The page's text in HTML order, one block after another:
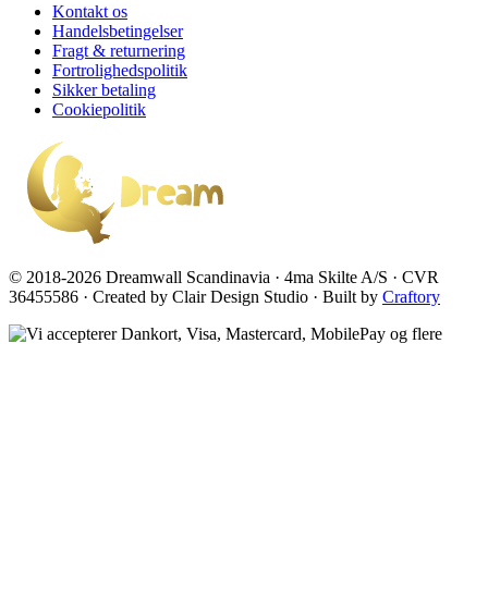
Kontakt os
Handelsbetingelser
Fragt & returnering
Fortrolighedspolitik
Sikker betaling
Cookiepolitik
© 2018-2026 Dreamwall Scandinavia · 4ma Skilte A/S · CVR
36455586 · Created by Clair Design Studio · Built by Craftory